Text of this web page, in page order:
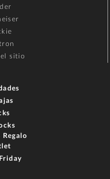
sitio
Regalo